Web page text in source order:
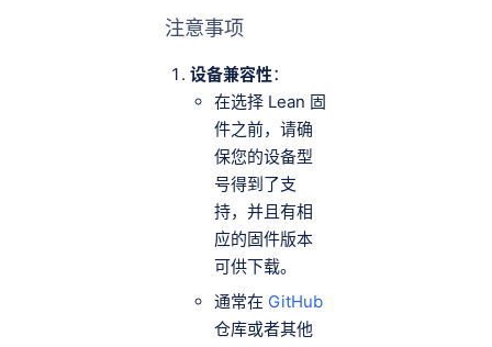
注意事项
设备兼容性：
在选择 Lean 固
件之前，请确
保您的设备型
号得到了支
持，并且有相
应的固件版本
可供下载。
通常在 GitHub
仓库或者其他